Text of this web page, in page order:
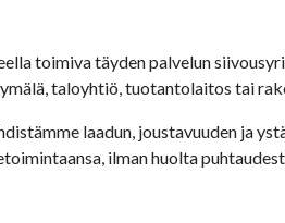
toimiva täyden palvelun
taloyhtiö, tuotantolaitos tai
laadun, joustavuuden ja
ilman huolta